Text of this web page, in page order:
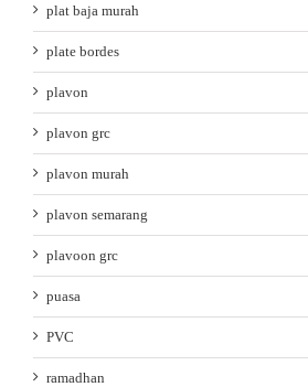
plat baja murah
plate bordes
plavon
plavon grc
plavon murah
plavon semarang
plavoon grc
puasa
PVC
ramadhan